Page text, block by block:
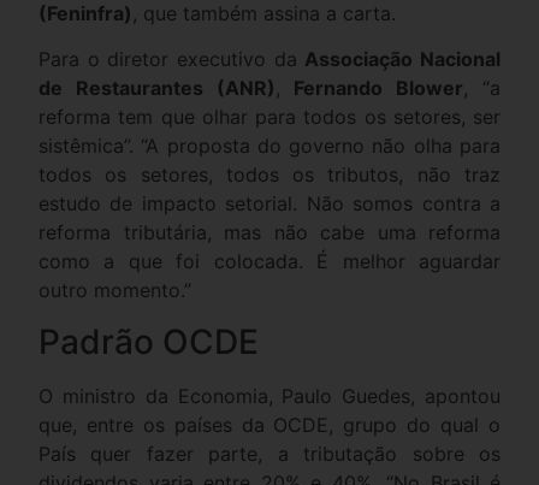
(Feninfra) , que também assina a carta.
Para o diretor executivo da Associação Nacional
de Restaurantes (ANR) , Fernando Blower, “a
reforma tem que olhar para todos os setores, ser
sistêmica”. “A proposta do governo não olha para
todos os setores, todos os tributos, não traz
estudo de impacto setorial. Não somos contra a
reforma tributária, mas não cabe uma reforma
como a que foi colocada. É melhor aguardar
outro momento.”
Padrão OCDE
O ministro da Economia, Paulo Guedes, apontou
que, entre os países da OCDE, grupo do qual o
País quer fazer parte, a tributação sobre os